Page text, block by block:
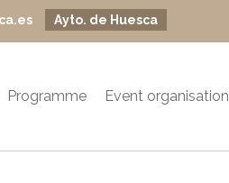
Ayto. de Huesca
Programme Event organisation